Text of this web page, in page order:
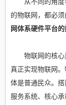
的物联网，都必
网体系硬件平台
物联网的核心
真正实现物联网
体是普通民众。
服务系统、核心